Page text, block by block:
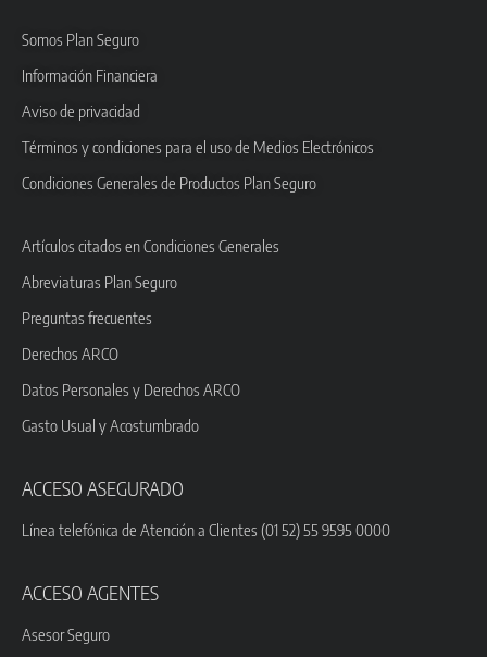
Somos Plan Seguro
Información Financiera
Aviso de privacidad
Términos y condiciones para el uso de Medios Electrónicos
Condiciones Generales de Productos Plan Seguro
Artículos citados en Condiciones Generales
Abreviaturas Plan Seguro
Preguntas frecuentes
Derechos ARCO
Datos Personales y Derechos ARCO
Gasto Usual y Acostumbrado
ACCESO ASEGURADO
Línea telefónica de Atención a Clientes (01 52) 55 9595 0000
ACCESO AGENTES
Asesor Seguro